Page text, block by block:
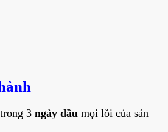
3ngày đầumọi lỗi của sản